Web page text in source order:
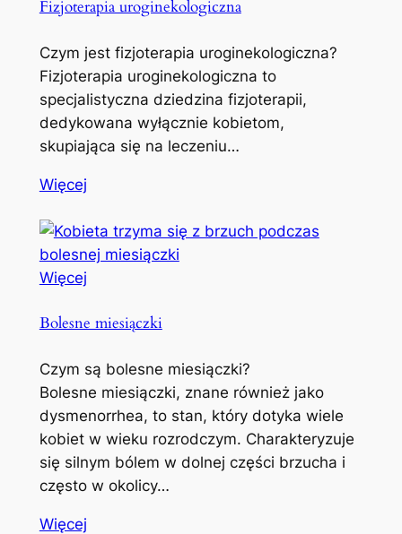
Fizjoterapia uroginekologiczna
Czym jest fizjoterapia uroginekologiczna?
Fizjoterapia uroginekologiczna to
specjalistyczna dziedzina fizjoterapii,
dedykowana wyłącznie kobietom,
skupiająca się na leczeniu…
Więcej
Więcej
Bolesne miesiączki
Czym są bolesne miesiączki?
Bolesne miesiączki, znane również jako
dysmenorrhea, to stan, który dotyka wiele
kobiet w wieku rozrodczym. Charakteryzuje
się silnym bólem w dolnej części brzucha i
często w okolicy…
Więcej